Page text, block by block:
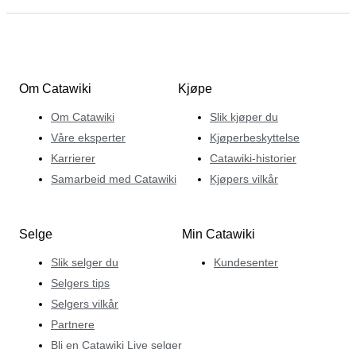
Om Catawiki
Om Catawiki
Våre eksperter
Karrierer
Samarbeid med Catawiki
Kjøpe
Slik kjøper du
Kjøperbeskyttelse
Catawiki-historier
Kjøpers vilkår
Selge
Slik selger du
Selgers tips
Selgers vilkår
Partnere
Bli en Catawiki Live selger
Min Catawiki
Kundesenter